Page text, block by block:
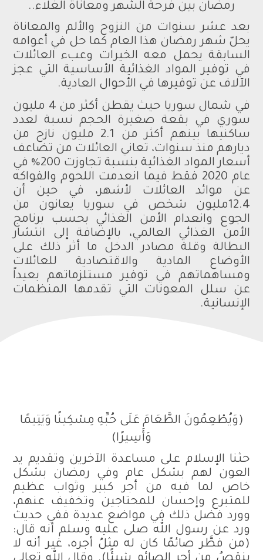
رمضان بين فرحة الشهر ومعاناة الغلاء..
بعد عشر سنوات من النزوح والألم والمعاناة
يحلّ شهر رمضان هذا العام كما حل في أعوامه
السابقة يحمل معه الخيرات وعبء العائلات
في توفير المواد الغذائية الأساسية التي عجز
الآلاف عن توفيرها في الأحوال العادية.
في شمال سوريا حيث يقطن أكثر من 4 مليون
سوري في بقعة صغيرة الحجم نسبة لعدد
ساكنيها بينهم أكثر من 2.1 مليون نازح من
ديارهم منذ سنوات، تعاني العائلات من تضاعف
أسعار المواد الغذائية بنسبة تجاوزت 200% في
عام 2020 فقط فيما انعدمت اللحوم والفواكه
عن موائد العائلات لأشهر، في حين أن
12.4مليون شخص في سوريا يعانون من
الجوع وانعدام الأمن الغذائي بحسب برنامج
الأمن الغذائي العالمي، بالإضافة إلى انتشار
البطالة وقلة مصادر الدخل ما أثر ذلك على
الأوضاع المادية والاقتصادية للعائلات
ومساهماتهم في توفير مستلزماتهم بعيداً
عن سلل المعونات التي تقدمها المنظمات
الإنسانية.
(وَيُطْعِمُونَ الطَّعَامَ عَلَى حُبِّهِ مِسْكِينًا وَيَتِيمًا
وَأَسِيرًا)
حثنا الإسلام على مساعدة الآخرين وتقديم يد
العون لهم بشكل عام وفي رمضان بشكل
خاص لما فيه من أجر كبير وثواب عظيم
للمتبرع وإحسان للمحتاجين وتخفيف عنهم،
وورد فضل ذلك في مواضع عديدة ففي حديث
ورد عن رسول الله صلى عليه وسلم أنه قال:
(من فطَّر صائمًا كان له مثلُ أجره، غير أنه لا